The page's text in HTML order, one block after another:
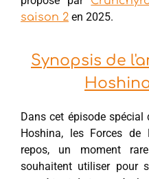
saison 2 en 2025.
Synopsis de
Dans cet épisode spécial
Hoshina, les Forces de
repos, un moment
souhaitent utiliser pour